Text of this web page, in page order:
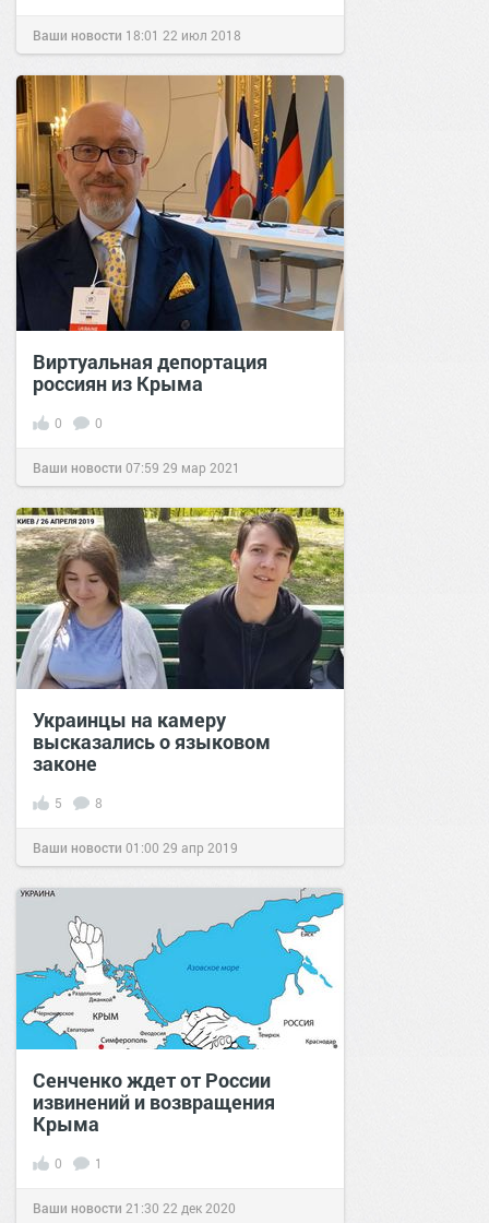
Ваши новости 18:01 22 июл 2018
Виртуальная депортация
россиян из Крыма
0 0
Ваши новости 07:59 29 мар 2021
Украинцы на камеру
высказались о языковом
законе
5 8
Ваши новости 01:00 29 апр 2019
Сенченко ждет от России
извинений и возвращения
Крыма
0 1
Ваши новости 21:30 22 дек 2020